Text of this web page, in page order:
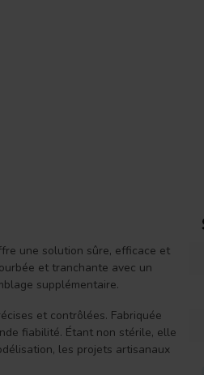
une solution sûre, efficace et
et tranchante avec un
supplémentaire.
et contrôlées. Fabriquée
fiabilité. Étant non stérile, elle
les projets artisanaux